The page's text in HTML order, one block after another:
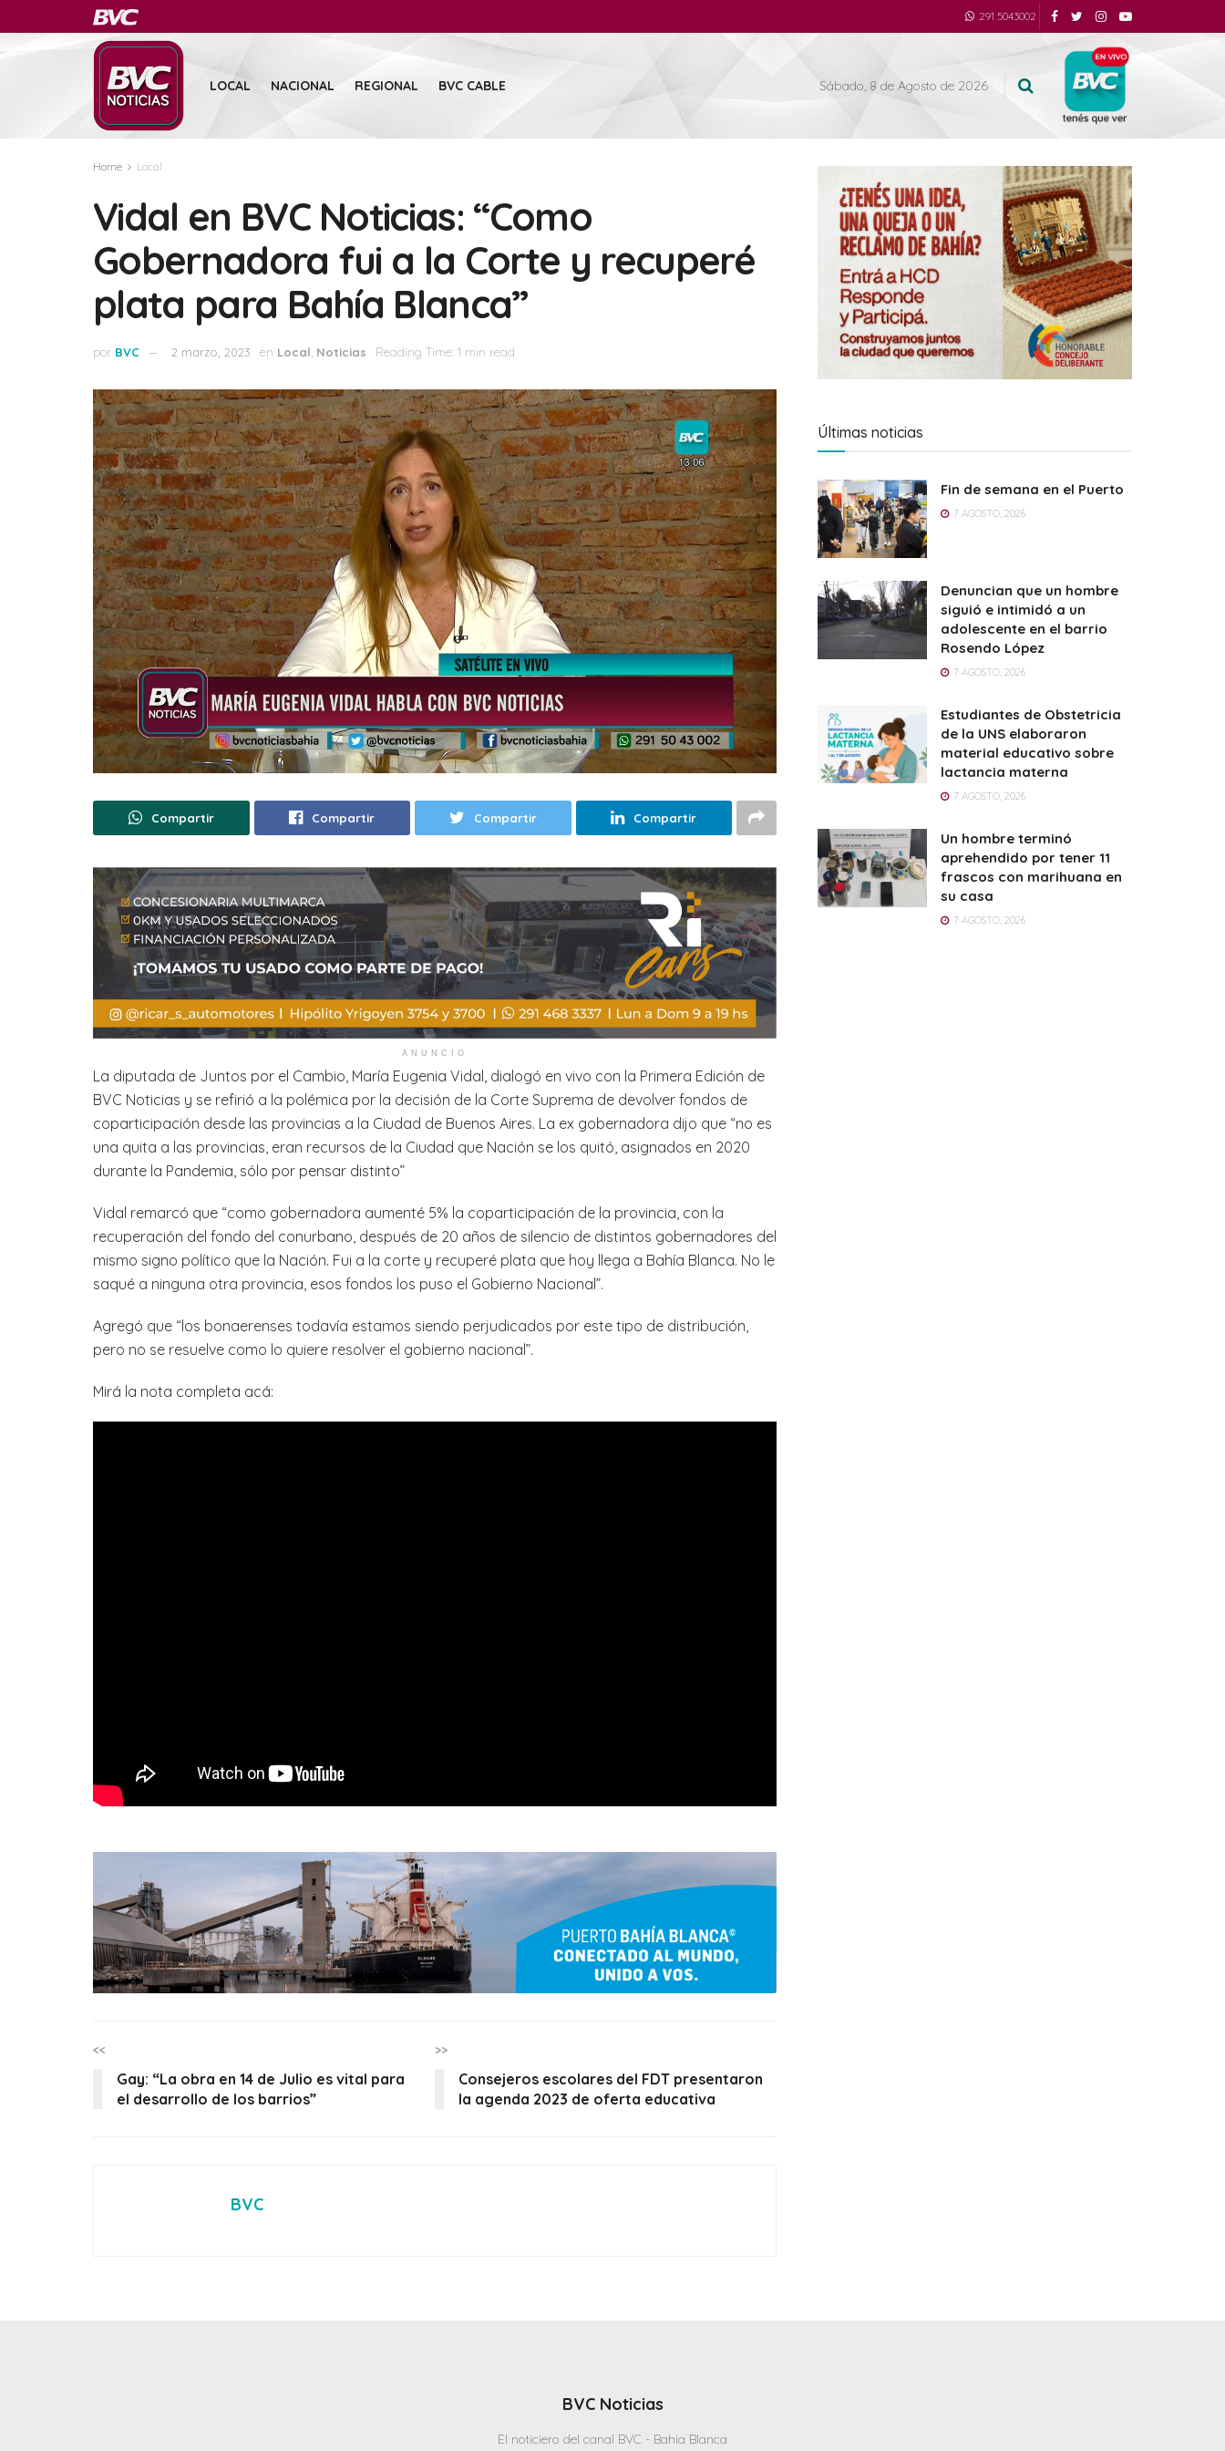
291 5043002
LOCAL NACIONAL REGIONAL BVC CABLE Sábado, 8 de Agosto de 2026
Home Local
Vidal en BVC Noticias: “Como
Gobernadora fui a la Corte y recuperé
plata para Bahía Blanca”
por BVC 2 marzo, 2023 en Local Noticias Reading Time: 1 min read
Compartir Compartir Compartir Compartir
ANUNCIO
La diputada de Juntos por el Cambio, María Eugenia Vidal, dialogó en vivo con la Primera Edición de
BVC Noticias y se refirió a la polémica por la decisión de la Corte Suprema de devolver fondos de
coparticipación desde las provincias a la Ciudad de Buenos Aires. La ex gobernadora dijo que “no es
una quita a las provincias, eran recursos de la Ciudad que Nación se los quitó, asignados en 2020
durante la Pandemia, sólo por pensar distinto”
Vidal remarcó que “como gobernadora aumenté 5% la coparticipación de la provincia, con la
recuperación del fondo del conurbano, después de 20 años de silencio de distintos gobernadores del
mismo signo político que la Nación. Fui a la corte y recuperé plata que hoy llega a Bahía Blanca. No le
saqué a ninguna otra provincia, esos fondos los puso el Gobierno Nacional”.
Agregó que “los bonaerenses todavía estamos siendo perjudicados por este tipo de distribución,
pero no se resuelve como lo quiere resolver el gobierno nacional”.
Mirá la nota completa acá:
<<
Gay: “La obra en 14 de Julio es vital para
el desarrollo de los barrios”
>>
Consejeros escolares del FDT presentaron
la agenda 2023 de oferta educativa
BVC
Últimas noticias
Fin de semana en el Puerto
7 AGOSTO, 2026
Denuncian que un hombre
siguió e intimidó a un
adolescente en el barrio
Rosendo López
7 AGOSTO, 2026
Estudiantes de Obstetricia
de la UNS elaboraron
material educativo sobre
lactancia materna
7 AGOSTO, 2026
Un hombre terminó
aprehendido por tener 11
frascos con marihuana en
su casa
7 AGOSTO, 2026
BVC Noticias
El noticiero del canal BVC - Bahia Blanca